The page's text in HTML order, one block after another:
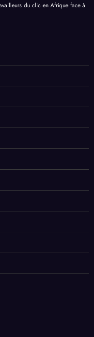
du clic en Afrique face à